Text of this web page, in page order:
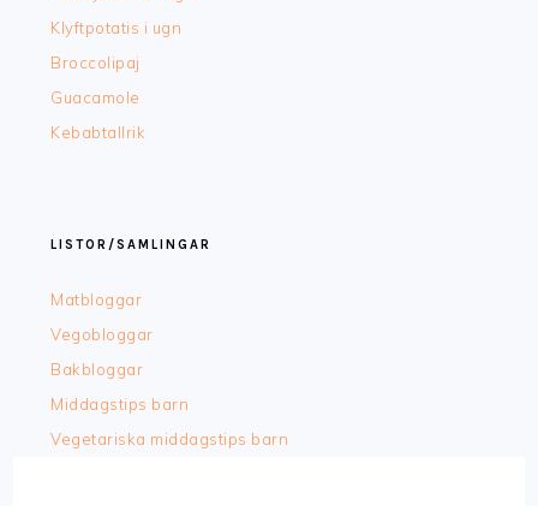
Klyftpotatis i ugn
Broccolipaj
Guacamole
Kebabtallrik
LISTOR/SAMLINGAR
Matbloggar
Vegobloggar
Bakbloggar
Middagstips barn
Vegetariska middagstips barn